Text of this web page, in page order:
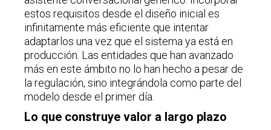
estos requisitos desde el diseño inicial es
infinitamente más eficiente que intentar
adaptarlos una vez que el sistema ya está en
producción. Las entidades que han avanzado
más en este ámbito no lo han hecho a pesar de
la regulación, sino integrándola como parte del
modelo desde el primer día.
Lo que construye valor a largo plazo